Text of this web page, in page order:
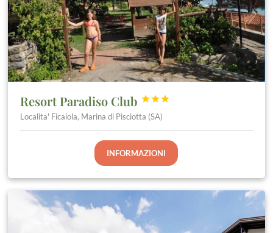
Resort Paradiso Club 


Localita' Ficaiola, Marina di Pisciotta (SA)
INFORMAZIONI